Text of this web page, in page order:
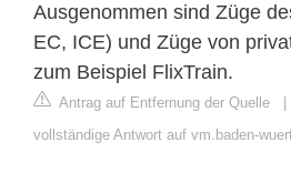
Ausgenommen sind Züge
EC, ICE) und Züge von
zum Beispiel FlixTrain.
Antrag auf Entfernung der Quelle
vollständige Antwort auf vm.baden-